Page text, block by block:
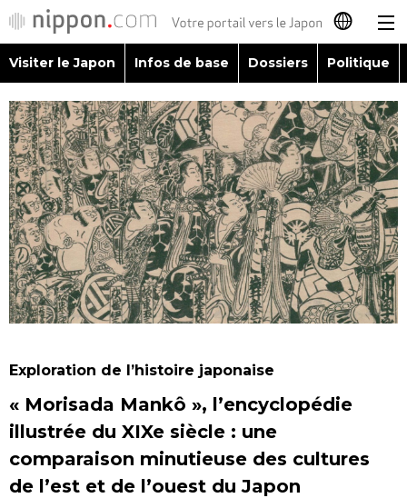
日本語
English
简体字
繁體字
Español
العربية
Visiter le Japon
Infos de base
Dossiers
Politique
Économie
Société
Culture
Visiter le Japon Infos de base Dossiers Politique
Exploration de l’histoire japonaise
« Morisada Mankô », l’encyclopédie
illustrée du XIXe siècle : une
comparaison minutieuse des cultures
de l’est et de l’ouest du Japon